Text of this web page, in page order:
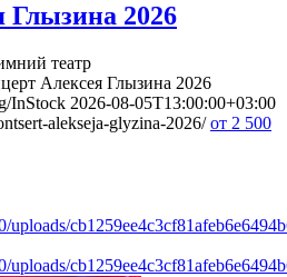
Глызина 2026
театр
Алексея Глызина 2026
InStock 2026-08-05T13:00:00+03:00
alekseja-glyzina-2026/ от 2 500
uploads/
uploads/